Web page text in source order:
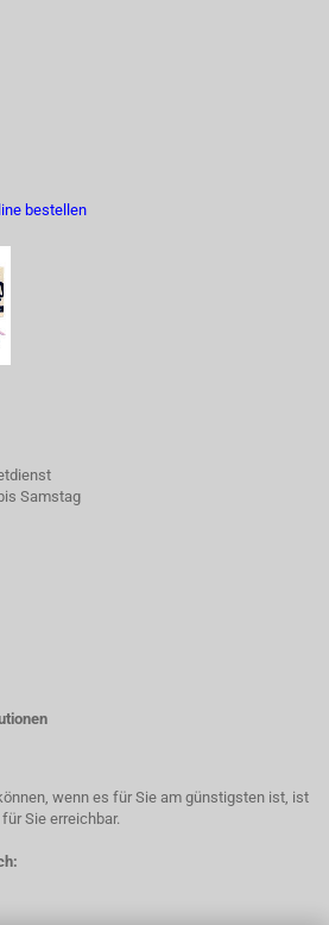
bestellen
Samstag
wenn es für Sie am günstigsten ist, ist
Sie erreichbar.